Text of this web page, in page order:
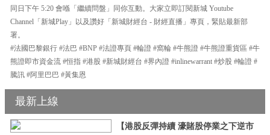
同日下午 5:20 會喺「繼續問盤」同你互動。大家立即訂閱新城 Youtube
Channel「新城Play」以及讚好「新城財經台 - 財經直播」專頁，緊貼最新部
署。
#法國巴黎銀行 #法巴 #BNP #法證專頁 #輪證 #窩輪 #牛熊證 #牛熊證重貨區 #牛
熊證即市資金流 #恒指 #港股 #新城財經台 #界內證 #inlinewarrant #炒股 #輪證 #
騰訊 #阿里巴巴 #黃集恩
最新上線
【港股反彈持續 濠賭股停業之下逆市